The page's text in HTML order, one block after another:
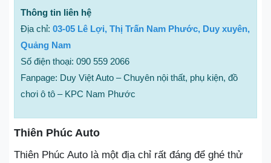
Thông tin liên hệ
Địa chỉ: 03-05 Lê Lợi, Thị Trấn Nam Phước, Duy xuyên,
Quảng Nam
Số điện thoại: 090 559 2066
Fanpage: Duy Việt Auto – Chuyên nội thất, phụ kiện, đồ
chơi ô tô – KPC Nam Phước
Thiên Phúc Auto
Thiên Phúc Auto là một địa chỉ rất đáng để ghé thử